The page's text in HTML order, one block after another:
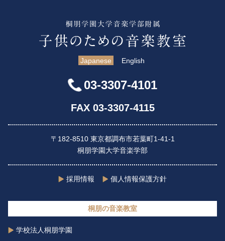
Japanese English
03-3307-4101
FAX 03-3307-4115
〒182-8510 東京都調布市若葉町1-41-1
桐朋学園大学音楽学部
採用情報 個人情報保護方針
桐朋の音楽教室
学校法人桐朋学園